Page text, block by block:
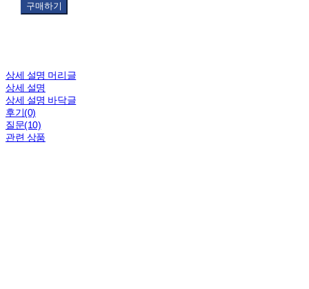
구매하기
상세 설명 머리글
상세 설명
상세 설명 바닥글
후기(0)
질문(10)
관련 상품